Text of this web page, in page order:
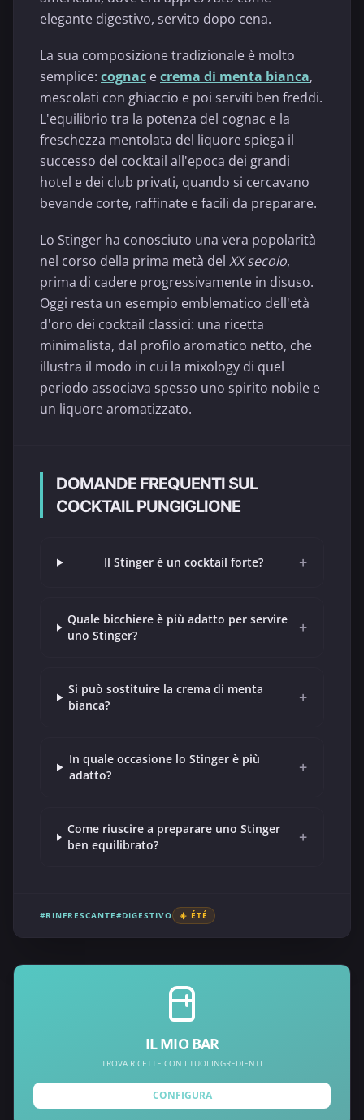
elegante digestivo, servito dopo cena.
La sua composizione tradizionale è molto
semplice: cognac ecrema di menta bianca,
mescolati con ghiaccio e poi serviti ben freddi.
L'equilibrio tra la potenza del cognac e la
freschezza mentolata del liquore spiega il
successo del cocktail all'epoca dei grandi
hotel e dei club privati, quando si cercavano
bevande corte, raffinate e facili da preparare.
Lo Stinger ha conosciuto una vera popolarità
nel corso della prima metà del XX secolo,
prima di cadere progressivamente in disuso.
Oggi resta un esempio emblematico dell'età
d'oro dei cocktail classici: una ricetta
minimalista, dal profilo aromatico netto, che
illustra il modo in cui la mixology di quel
periodo associava spesso uno spirito nobile e
un liquore aromatizzato.
DOMANDE FREQUENTI SUL
COCKTAIL PUNGIGLIONE
Il Stinger è un cocktail forte? +
Quale bicchiere è più adatto per servire
uno Stinger?
+
Si può sostituire la crema di menta
bianca?
+
In quale occasione lo Stinger è più
adatto?
+
Come riuscire a preparare uno Stinger
ben equilibrato?
+
#RINFRESCANTE#DIGESTIVO ☀️ ÉTÉ
IL MIO BAR
TROVA RICETTE CON I TUOI INGREDIENTI
CONFIGURA